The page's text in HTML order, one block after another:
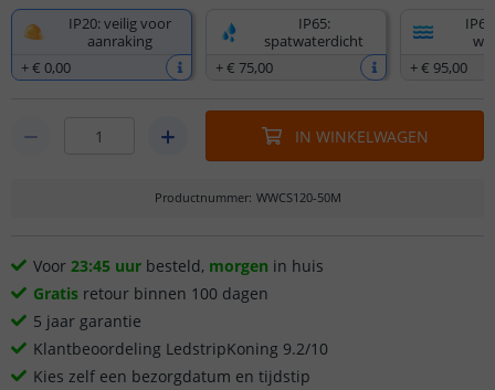
IP20: veilig voor
aanraking
+€ 0,00
IP65:
spatwaterdicht
+€ 75,00
+€ 95,00
IN WINKELWAGEN
Productnummer: WWCS120-50M
Voor 23:45 uur besteld, morgen in huis
Gratis retour binnen 100 dagen
5 jaar garantie
Klantbeoordeling LedstripKoning 9.2/10
Kies zelf een bezorgdatum en tijdstip